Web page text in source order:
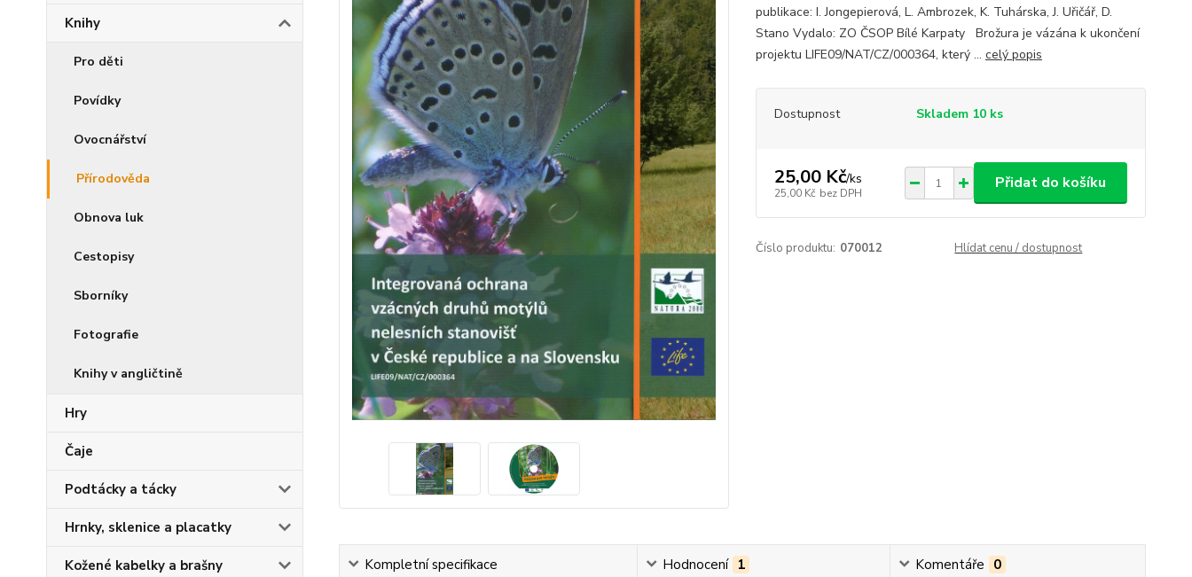
Knihy
Pro děti
Povídky
Ovocnářství
Přírodověda
Obnova luk
Cestopisy
Sborníky
Fotografie
Knihy v angličtině
Hry
Čaje
Podtácky a tácky
Hrnky, sklenice a placatky
Kožené kabelky a brašny
publikace: I. Jongepierová, L. Ambrozek, K. Tuhárska, J. Uřičář, D.
Stano Vydalo: ZO ČSOP Bílé Karpaty Brožura je vázána k ukončení
projektu LIFE09/NAT/CZ/000364, který ... celý popis
Dostupnost Skladem 10 ks
25,00 Kč/ks
25,00 Kč bez DPH
Přidat do košíku
Číslo produktu: 070012 Hlídat cenu / dostupnost
Kompletní specifikace Hodnocení 1 Komentáře 0